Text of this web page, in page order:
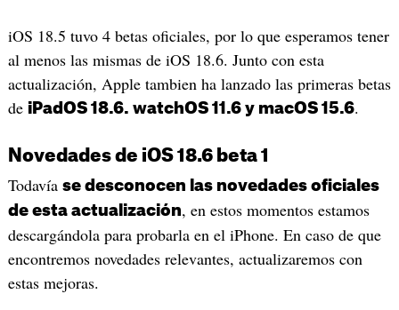
iOS 18.5 tuvo 4 betas oficiales, por lo que esperamos tener
al menos las mismas de iOS 18.6. Junto con esta
actualización, Apple tambien ha lanzado las primeras betas
de iPadOS 18.6. watchOS 11.6 y macOS 15.6.
Novedades de iOS 18.6 beta 1
Todavía se desconocen las novedades oficiales
de esta actualización, en estos momentos estamos
descargándola para probarla en el iPhone. En caso de que
encontremos novedades relevantes, actualizaremos con
estas mejoras.